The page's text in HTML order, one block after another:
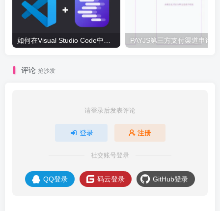
评论 抢沙发
请登录后发表评论
登录 注册
社交账号登录
QQ登录 码云登录 GitHub登录